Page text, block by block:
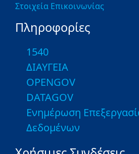
Στοιχεία Επικοινωνίας
Πληροφορίες
1540
ΔΙΑΥΓΕΙΑ
OPENGOV
DATAGOV
Ενημέρωση
Δεδομένων